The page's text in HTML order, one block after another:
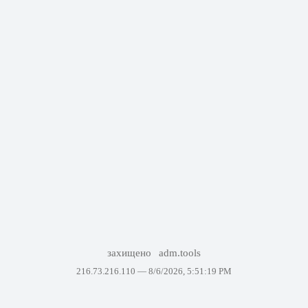
захищено adm.tools
216.73.216.110 — 8/6/2026, 5:51:19 PM